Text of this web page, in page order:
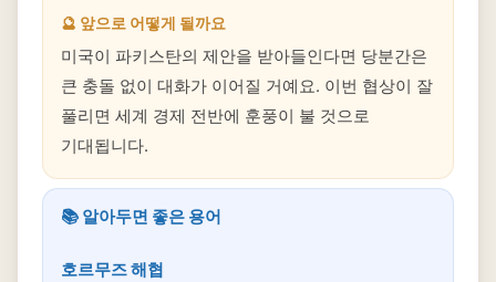
🔮 앞으로 어떻게 될까요
미국이 파키스탄의 제안을 받아들인다면 당분간은
큰 충돌 없이 대화가 이어질 거예요. 이번 협상이 잘
풀리면 세계 경제 전반에 훈풍이 불 것으로
기대됩니다.
📚 알아두면 좋은 용어
호르무즈 해협